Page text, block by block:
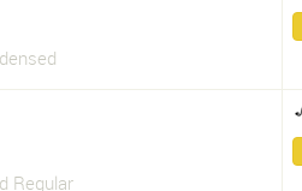
Regular